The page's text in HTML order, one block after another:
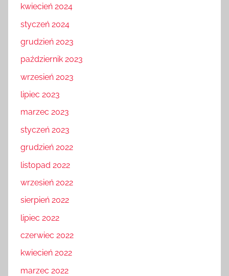
kwiecień 2024
styczeń 2024
grudzień 2023
październik 2023
wrzesień 2023
lipiec 2023
marzec 2023
styczeń 2023
grudzień 2022
listopad 2022
wrzesień 2022
sierpień 2022
lipiec 2022
czerwiec 2022
kwiecień 2022
marzec 2022